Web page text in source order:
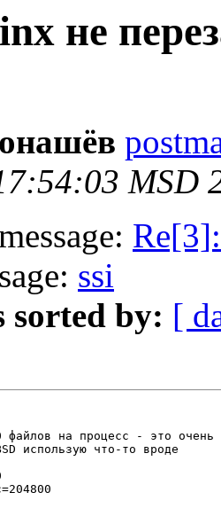
не
MSD
ssi
sorted by: [
файлов на процесс - это очень
использую что-то вроде